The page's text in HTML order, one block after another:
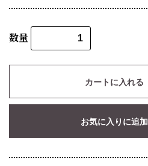
数量
カートに入れる
お気に入りに追加